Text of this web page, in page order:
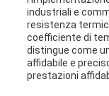
industriali e
resistenza
coefficiente di
distingue come
affidabile e
prestazioni